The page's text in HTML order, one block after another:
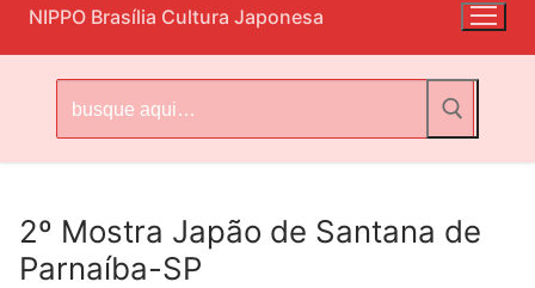
para
o
conteúdo
NIPPO Brasília Cultura Japonesa
por:
2º Mostra Japão de Santana de
Parnaíba-SP